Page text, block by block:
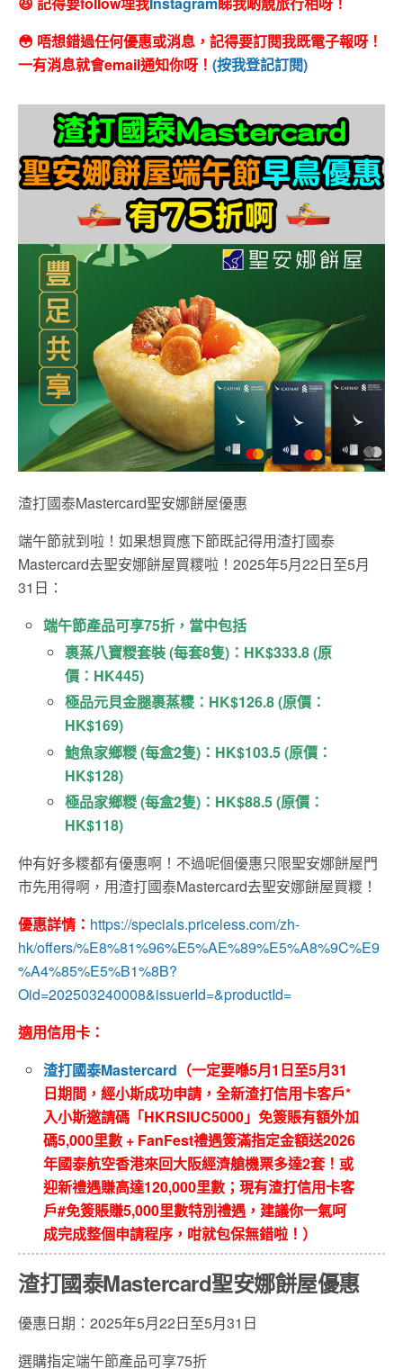
😳 唔想錯過任何優惠或消息，記得要訂閱我既電子報呀！
一有消息就會email通知你呀！ (按我登記訂閱)
渣打國泰Mastercard聖安娜餅屋優惠
端午節就到啦！如果想買應下節既記得用渣打國泰
Mastercard去聖安娜餅屋買糭啦！2025年5月22日至5月
31日：
端午節產品可享75折，當中包括
裹蒸八寶糉套裝 (每套8隻)：HK$333.8 (原
價：HK445)
極品元貝金腿裹蒸糭：HK$126.8 (原價：
HK$169)
鮑魚家鄉糉 (每盒2隻)：HK$103.5 (原價：
HK$128)
極品家鄉糉 (每盒2隻)：HK$88.5 (原價：
HK$118)
仲有好多糭都有優惠啊！不過呢個優惠只限聖安娜餅屋門
市先用得啊，用渣打國泰Mastercard去聖安娜餅屋買糭！
優惠詳情： https://specials.priceless.com/zh-
hk/offers/%E8%81%96%E5%AE%89%E5%A8%9C%E9
%A4%85%E5%B1%8B?
Oid=202503240008&issuerId=&productId=
適用信用卡：
渣打國泰Mastercard （一定要喺5月1日至5月31
日期間，經小斯成功申請，全新渣打信用卡客戶*
入小斯邀請碼「HKRSIUC5000」免簽賬有額外加
碼5,000里數 + FanFest禮遇簽滿指定金額送2026
年國泰航空香港來回大阪經濟艙機票多達2套！或
迎新禮遇賺高達120,000里數；現有渣打信用卡客
戶#免簽賬賺5,000里數特別禮遇，建議你一氣呵
成完成整個申請程序，咁就包保無錯啦！）
渣打國泰Mastercard聖安娜餅屋優惠
優惠日期：2025年5月22日至5月31日
選購指定端午節產品可享75折